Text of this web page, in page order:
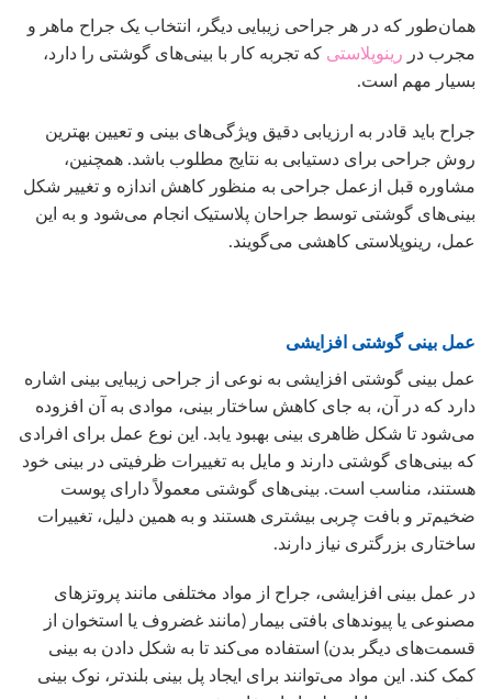
همان‌طور که در هر جراحی زیبایی دیگر، انتخاب یک جراح ماهر و
مجرب در رینوپلاستی که تجربه کار با بینی‌های گوشتی را دارد،
بسیار مهم است.
جراح باید قادر به ارزیابی دقیق ویژگی‌های بینی و تعیین بهترین
روش جراحی برای دستیابی به نتایج مطلوب باشد. همچنین،
مشاوره قبل ازعمل جراحی به منظور کاهش اندازه و تغییر شکل
بینی‌های گوشتی توسط جراحان پلاستیک انجام می‌شود و به این
عمل، رینوپلاستی کاهشی می‌گویند.
عمل بینی گوشتی افزایشی
عمل بینی گوشتی افزایشی به نوعی از جراحی زیبایی بینی اشاره
دارد که در آن، به جای کاهش ساختار بینی، موادی به آن افزوده
می‌شود تا شکل ظاهری بینی بهبود یابد. این نوع عمل برای افرادی
که بینی‌های گوشتی دارند و مایل به تغییرات ظرفیتی در بینی خود
هستند، مناسب است. بینی‌های گوشتی معمولاً دارای پوست
ضخیم‌تر و بافت چربی بیشتری هستند و به همین دلیل، تغییرات
ساختاری بزرگتری نیاز دارند.
در عمل بینی افزایشی، جراح از مواد مختلفی مانند پروتزهای
مصنوعی یا پیوندهای بافتی بیمار (مانند غضروف یا استخوان از
قسمت‌های دیگر بدن) استفاده می‌کند تا به شکل دادن به بینی
کمک کند. این مواد می‌توانند برای ایجاد پل بینی بلندتر، نوک بینی